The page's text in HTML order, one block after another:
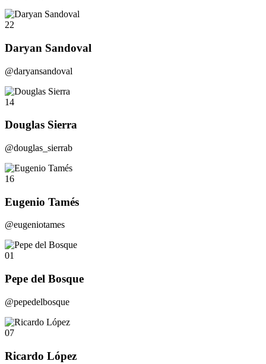
22
Daryan Sandoval
@daryansandoval
14
Douglas Sierra
@douglas_sierrab
16
Eugenio Tamés
@eugeniotames
01
Pepe del Bosque
@pepedelbosque
07
Ricardo López